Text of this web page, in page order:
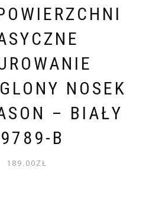
NOSEK
– BIAŁY
B
189.00ZŁ